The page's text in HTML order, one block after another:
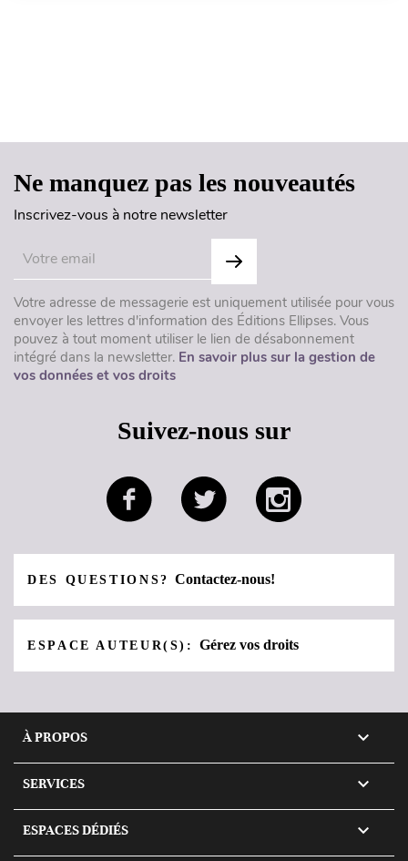
Ne manquez pas les nouveautés
Inscrivez-vous à notre newsletter
Votre adresse de messagerie est uniquement utilisée pour vous
envoyer les lettres d'information des Éditions Ellipses. Vous
pouvez à tout moment utiliser le lien de désabonnement
intégré dans la newsletter. En savoir plus sur la gestion de
vos données et vos droits
Suivez-nous sur
DES QUESTIONS?Contactez-nous!
ESPACE AUTEUR(S):Gérez vos droits
À PROPOS 
SERVICES 
ESPACES DÉDIÉS 